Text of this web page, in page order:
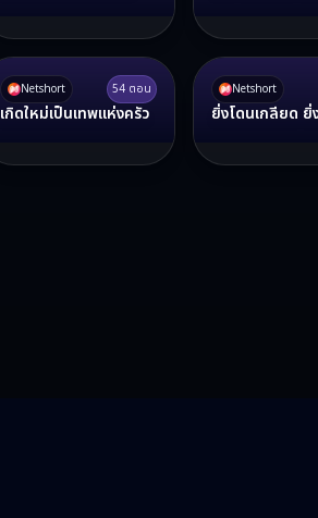
Netshort 54 ตอน
เกิดใหม่เป็นเทพแห่งครัว
Netshort
ยิ่งโดนเกลียด ยิ่